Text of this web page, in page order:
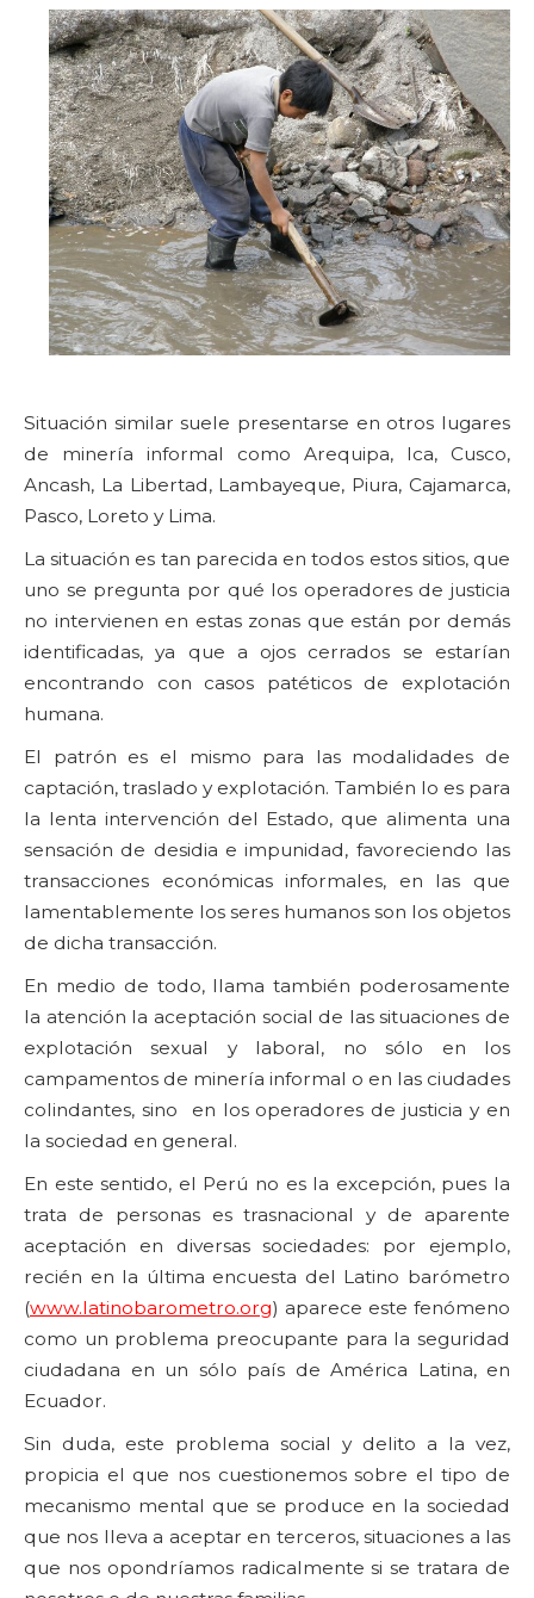
Situación similar suele presentarse en otros lugares
de minería informal como Arequipa, Ica, Cusco,
Ancash, La Libertad, Lambayeque, Piura, Cajamarca,
Pasco, Loreto y Lima.
La situación es tan parecida en todos estos sitios, que
uno se pregunta por qué los operadores de justicia
no intervienen en estas zonas que están por demás
identificadas, ya que a ojos cerrados se estarían
encontrando con casos patéticos de explotación
humana.
El patrón es el mismo para las modalidades de
captación, traslado y explotación. También lo es para
la lenta intervención del Estado, que alimenta una
sensación de desidia e impunidad, favoreciendo las
transacciones económicas informales, en las que
lamentablemente los seres humanos son los objetos
de dicha transacción.
En medio de todo, llama también poderosamente
la atención la aceptación social de las situaciones de
explotación sexual y laboral, no sólo en los
campamentos de minería informal o en las ciudades
colindantes, sino en los operadores de justicia y en
la sociedad en general.
En este sentido, el Perú no es la excepción, pues la
trata de personas es trasnacional y de aparente
aceptación en diversas sociedades: por ejemplo,
recién en la última encuesta del Latino barómetro
(www.latinobarometro.org) aparece este fenómeno
como un problema preocupante para la seguridad
ciudadana en un sólo país de América Latina, en
Ecuador.
Sin duda, este problema social y delito a la vez,
propicia el que nos cuestionemos sobre el tipo de
mecanismo mental que se produce en la sociedad
que nos lleva a aceptar en terceros, situaciones a las
que nos opondríamos radicalmente si se tratara de